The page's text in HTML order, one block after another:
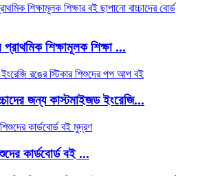
প্রাথমিক শিক্ষামূলক শিক্ষা ...
জন্য কাস্টমাইজড ইংরেজি...
কার্ডবোর্ড বই ...